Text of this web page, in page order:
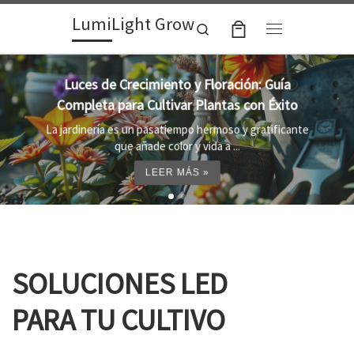
Skip to contentLumiLight Grow
Search
Lámparas para indoor: la clave
crecimiento óptimo de tus
Al cultivar plantas en el interior, es
proporcionar el entorno adecuado ...
LEER MÁS »
SOLUCIONES LED
PARA TU CULTIVO